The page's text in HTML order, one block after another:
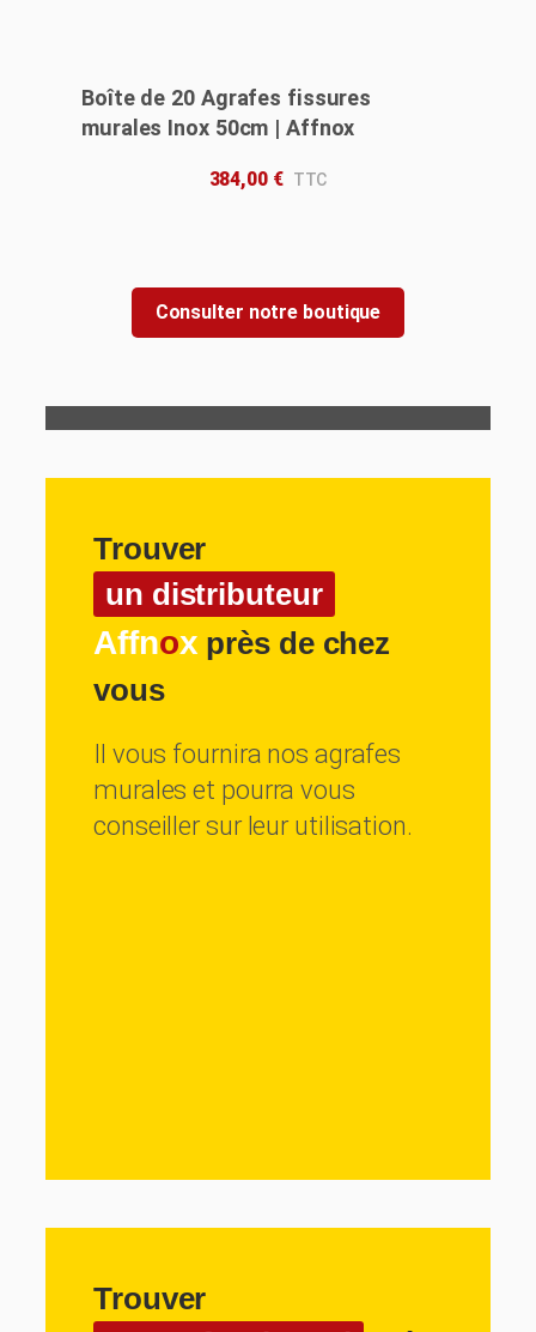
Boîte de 20 Agrafes fissures
murales Inox 50cm | Affnox
384,00 €
Consulter notre boutique
Trouver
un distributeur
Affnox près de chez
vous
Il vous fournira nos agrafes
murales et pourra vous
conseiller sur leur utilisation.
Trouver